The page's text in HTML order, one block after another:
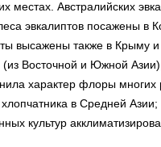
местах. Австралийских
эвкалиптов посажены в
высажены также в Крыму и
(из Восточной и Южной
характер флоры многих
в Средней Азии;
культур